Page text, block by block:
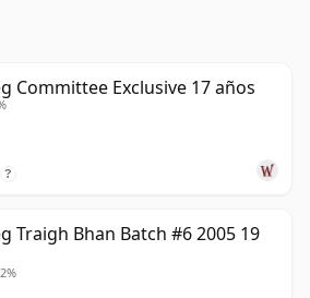
Committee Exclusive 17 años
?
Traigh Bhan Batch #6 2005 19